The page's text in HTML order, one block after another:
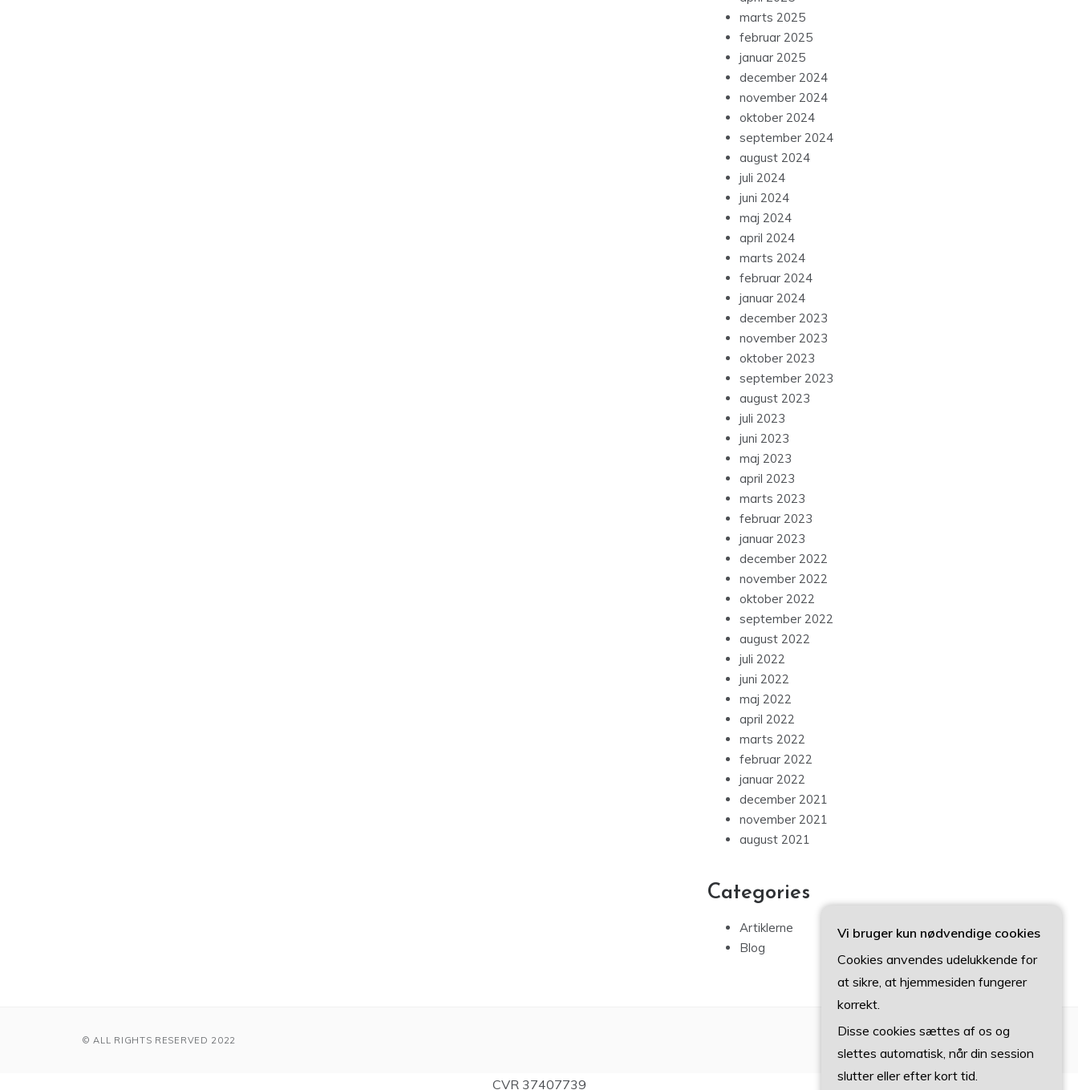
marts 2025
februar 2025
januar 2025
december 2024
november 2024
oktober 2024
september 2024
august 2024
juli 2024
juni 2024
maj 2024
april 2024
marts 2024
februar 2024
januar 2024
december 2023
november 2023
oktober 2023
september 2023
august 2023
juli 2023
juni 2023
maj 2023
april 2023
marts 2023
februar 2023
januar 2023
december 2022
november 2022
oktober 2022
september 2022
august 2022
juli 2022
juni 2022
maj 2022
april 2022
marts 2022
februar 2022
januar 2022
december 2021
november 2021
august 2021
Categories
Artiklerne
Blog
© ALL RIGHTS RESERVED 2022
CVR 37407739
Vi bruger kun nødvendige cookies
Cookies anvendes udelukkende for
at sikre, at hjemmesiden fungerer
korrekt.
Disse cookies sættes af os og
slettes automatisk, når din session
slutter eller efter kort tid.